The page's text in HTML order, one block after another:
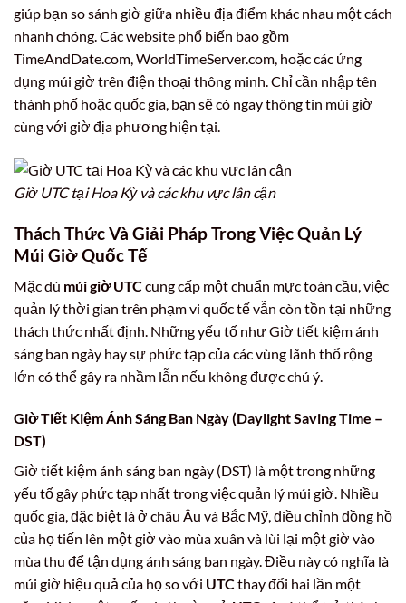
giúp bạn so sánh giờ giữa nhiều địa điểm khác nhau một cách
nhanh chóng. Các website phổ biến bao gồm
TimeAndDate.com, WorldTimeServer.com, hoặc các ứng
dụng múi giờ trên điện thoại thông minh. Chỉ cần nhập tên
thành phố hoặc quốc gia, bạn sẽ có ngay thông tin múi giờ
cùng với giờ địa phương hiện tại.
Giờ UTC tại Hoa Kỳ và các khu vực lân cận
Thách Thức Và Giải Pháp Trong Việc Quản Lý
Múi Giờ Quốc Tế
Mặc dù múi giờ UTCcung cấp một chuẩn mực toàn cầu, việc
quản lý thời gian trên phạm vi quốc tế vẫn còn tồn tại những
thách thức nhất định. Những yếu tố như Giờ tiết kiệm ánh
sáng ban ngày hay sự phức tạp của các vùng lãnh thổ rộng
lớn có thể gây ra nhầm lẫn nếu không được chú ý.
Giờ Tiết Kiệm Ánh Sáng Ban Ngày (Daylight Saving Time –
DST)
Giờ tiết kiệm ánh sáng ban ngày (DST) là một trong những
yếu tố gây phức tạp nhất trong việc quản lý múi giờ. Nhiều
quốc gia, đặc biệt là ở châu Âu và Bắc Mỹ, điều chỉnh đồng hồ
của họ tiến lên một giờ vào mùa xuân và lùi lại một giờ vào
mùa thu để tận dụng ánh sáng ban ngày. Điều này có nghĩa là
múi giờ hiệu quả của họ so với UTCthay đổi hai lần một